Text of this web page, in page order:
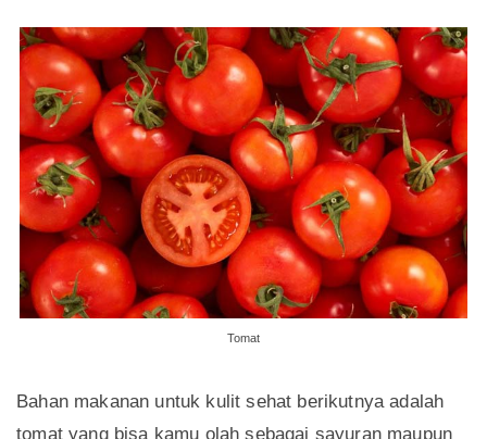
Tomat
Bahan makanan untuk kulit sehat berikutnya adalah
tomat yang bisa kamu olah sebagai sayuran maupun